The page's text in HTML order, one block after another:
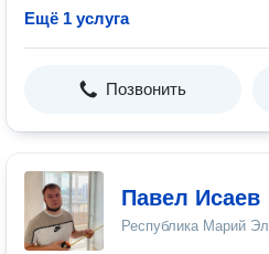
Ещё 1 услуга
Позвонить
Павел Исаев
Республика Марий Эл